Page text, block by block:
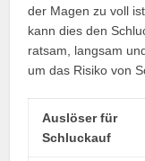
der Magen zu voll
kann dies den
ratsam, langsam
um das Risiko von
Auslöser für
Schluckauf